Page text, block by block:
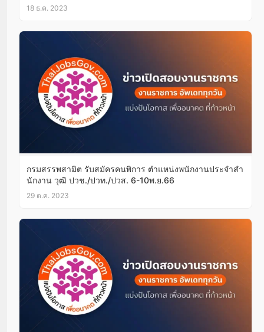
18 ธ.ค. 2023
กรมสรรพสามิต รับสมัครคนพิการ ตำแหน่งพนักงานประจําสํา
นักงาน วุฒิ ปวช./ปวท./ปวส. 6-10พ.ย.66
29 ต.ค. 2023